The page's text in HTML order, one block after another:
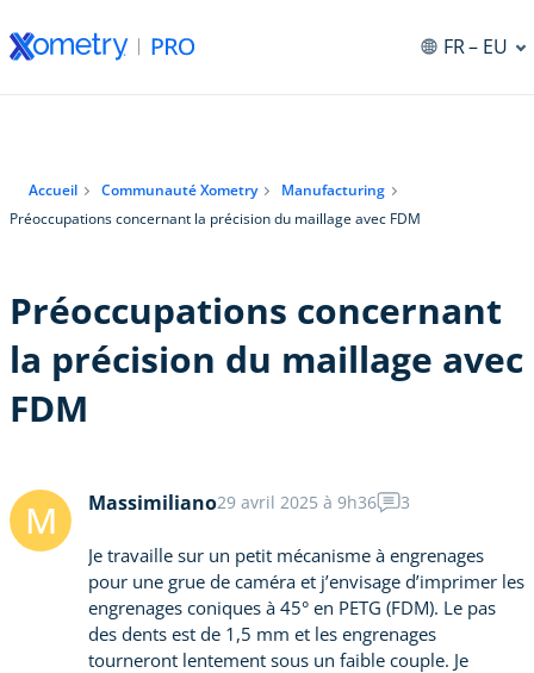
FR– EU
Accueil Communauté Xometry
Manufacturing
Préoccupations concernant la précision du maillage avec FDM
Préoccupations concernant
la précision du maillage avec
FDM
M Massimiliano29 avril 2025 à 9h36 3
Je travaille sur un petit mécanisme à engrenages
pour une grue de caméra et j’envisage d’imprimer les
engrenages coniques à 45° en PETG (FDM). Le pas
des dents est de 1,5 mm et les engrenages
tourneront lentement sous un faible couple. Je